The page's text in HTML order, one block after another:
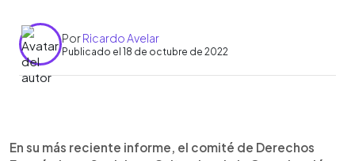
PorRicardo Avelar
Publicado el 18 de octubre de 2022
► Escuchar artículo
En su más reciente informe, el comité de Derechos